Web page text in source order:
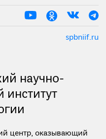
spbniif.ru
научно-
институт
центр, оказывающий